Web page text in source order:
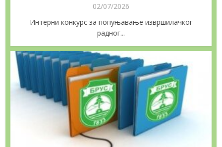
02/07/2026
Интерни конкурс за попуњавање извршилачког
радног...